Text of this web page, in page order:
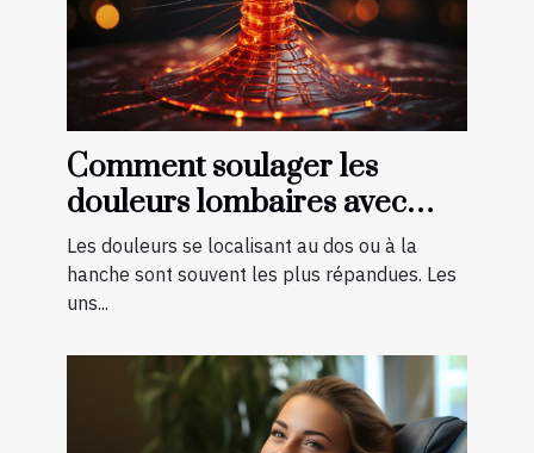
Comment soulager les
douleurs lombaires avec
quelques exercices ?
Les douleurs se localisant au dos ou à la
hanche sont souvent les plus répandues. Les
uns...